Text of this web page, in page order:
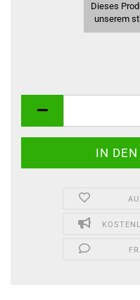
Dieses
unserem